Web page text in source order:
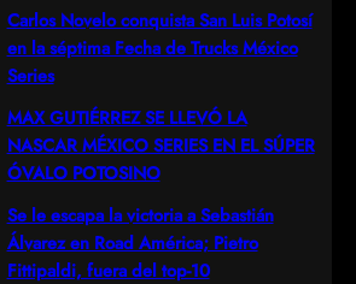
Carlos Novelo conquista San Luis Potosí
en la séptima Fecha de Trucks México
Series
MAX GUTIÉRREZ SE LLEVÓ LA
NASCAR MÉXICO SERIES EN EL SÚPER
ÓVALO POTOSINO
Se le escapa la victoria a Sebastián
Álvarez en Road América; Pietro
Fittipaldi, fuera del top-10